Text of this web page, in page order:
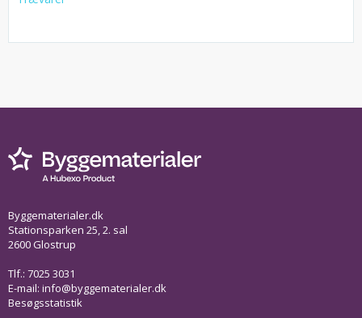
Byggematerialer.dk
Stationsparken 25, 2. sal
2600 Glostrup
Tlf.: 7025 3031
E-mail: info@byggematerialer.dk
Besøgsstatistik